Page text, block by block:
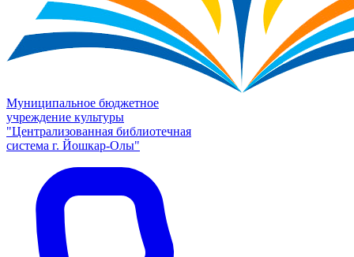
Муниципальное бюджетное
учреждение культуры
"Централизованная библиотечная
система г. Йошкар-Олы"